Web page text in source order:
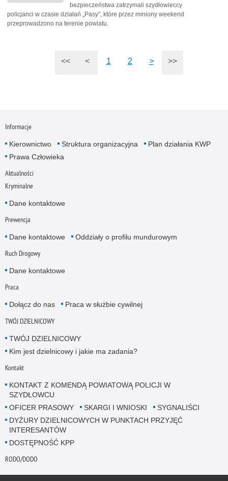
bezpieczeństwa zatrzymali szydłowieccy
policjanci w czasie działań „Pasy”, które przez miniony weekend
przeprowadzono na terenie powiatu.
<< < 1 2 > >>
Informacje
Kierownictwo Struktura organizacyjna
Plan działania KWP
Prawa Człowieka
Aktualności
Kryminalne
Dane kontaktowe
Prewencja
Dane kontaktowe Oddziały o profilu mundurowym
Ruch Drogowy
Dane kontaktowe
Praca
Dołącz do nas Praca w służbie cywilnej
TWÓJ DZIELNICOWY
TWÓJ DZIELNICOWY
Kim jest dzielnicowy i jakie ma zadania?
Kontakt
KONTAKT Z KOMENDĄ POWIATOWĄ POLICJI W
SZYDŁOWCU
OFICER PRASOWY
SKARGI I WNIOSKI
SYGNALIŚCI
DYŻURY DZIELNICOWYCH W PUNKTACH PRZYJĘĆ
INTERESANTÓW
DOSTĘPNOŚĆ KPP
RODO/DODO